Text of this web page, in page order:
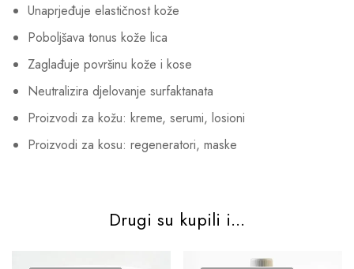
Unaprjeđuje elastičnost kože
Poboljšava tonus kože lica
Zaglađuje površinu kože i kose
Neutralizira djelovanje surfaktanata
Proizvodi za kožu: kreme, serumi, losioni
Proizvodi za kosu: regeneratori, maske
Drugi su kupili i...